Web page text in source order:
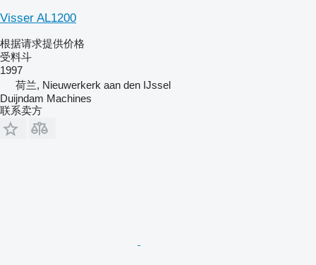
Visser AL1200
根据请求提供价格
受料斗
1997
荷兰, Nieuwerkerk aan den IJssel
Duijndam Machines
联系卖方